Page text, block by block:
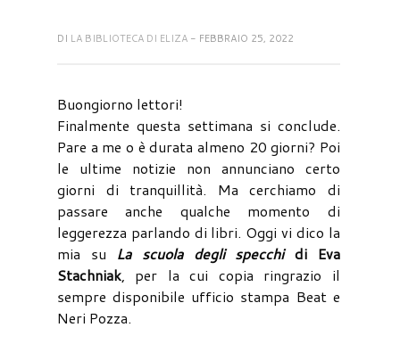
DI LA BIBLIOTECA DI ELIZA - FEBBRAIO 25, 2022
Buongiorno lettori!
Finalmente questa settimana si conclude.
Pare a me o è durata almeno 20 giorni? Poi
le ultime notizie non annunciano certo
giorni di tranquillità. Ma cerchiamo di
passare anche qualche momento di
leggerezza parlando di libri. Oggi vi dico la
mia su La scuola degli specchidi Eva
Stachniak, per la cui copia ringrazio il
sempre disponibile ufficio stampa Beat e
Neri Pozza.